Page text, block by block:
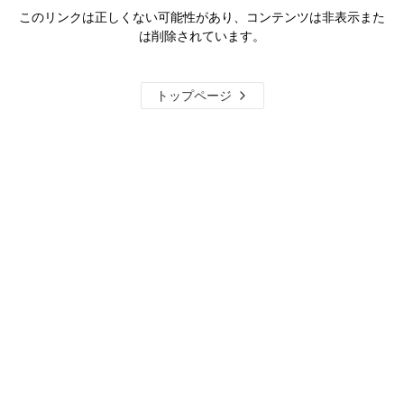
このリンクは正しくない可能性があり、コンテンツは非表示また
は削除されています。
トップページ